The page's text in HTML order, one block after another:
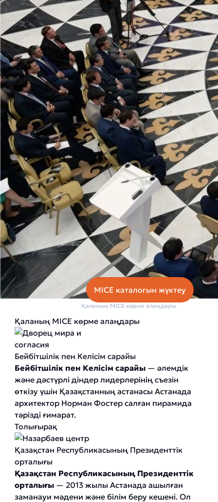
Қаланың MICE көрме алаңдары
Қаланың MICE көрме алаңдары
MICE каталогын жүктеу
Бейбітшілік пен Келісім сарайы
Бейбітшілік пен Келісім сарайы — әлемдік
және дәстүрлі діндер лидерлерінің съезін
өткізу үшін Қазақстанның астанасы Астанада
архитектор Норман Фостер салған пирамида
тәрізді ғимарат.
Толығырақ
Қазақстан Республикасының Президенттік
орталығы
Қазақстан Республикасының Президенттік
орталығы — 2013 жылы Астанада ашылған
заманауи мәдени және білім беру кешені. Ол